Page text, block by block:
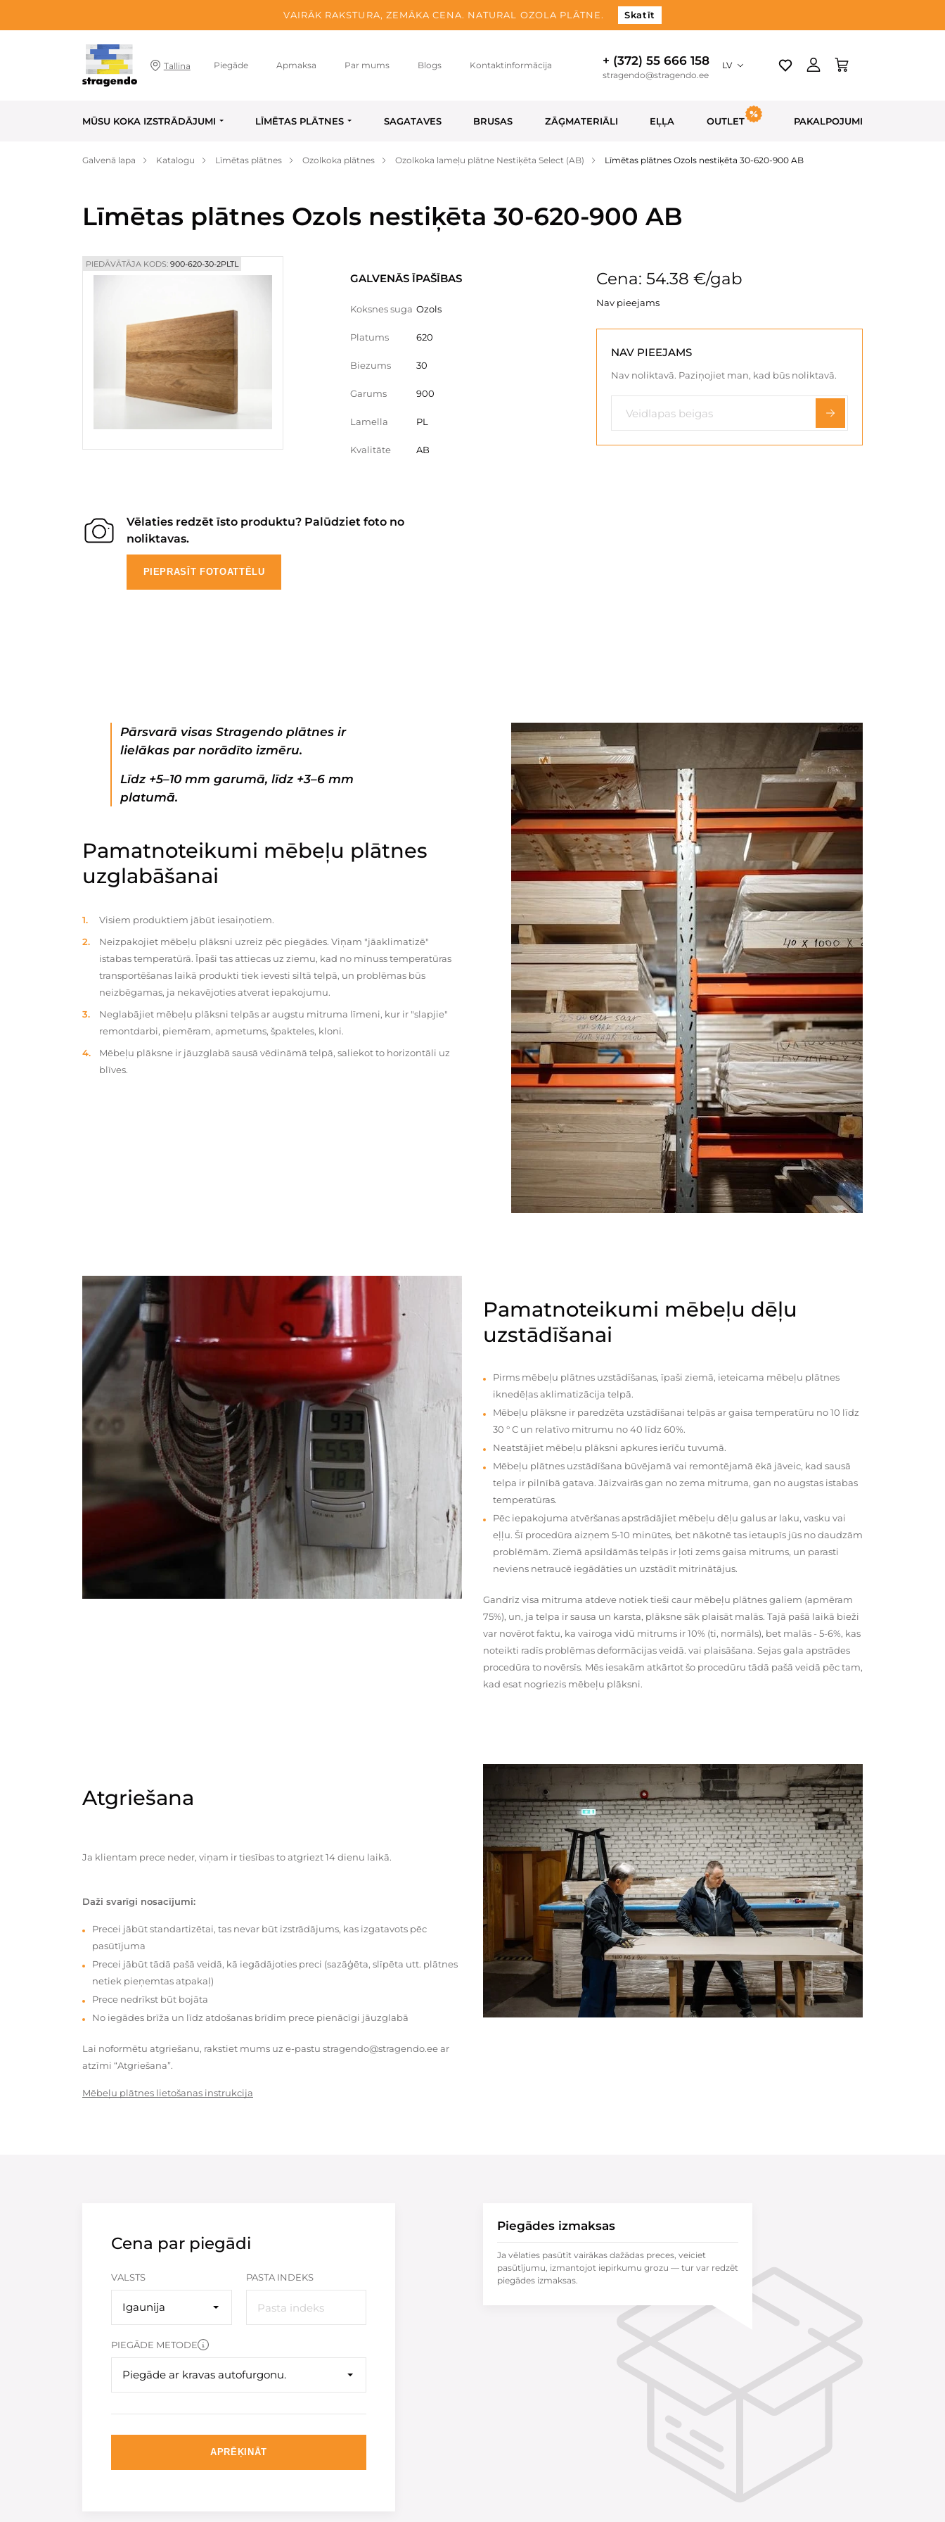
VAIRĀK RAKSTURA, ZEMĀKA CENA. NATURAL OZOLA PLĀTNE. Skatīt
Tallina Piegāde Apmaksa Par mums Blogs Kontaktinformācija + (372) 55 666 158
stragendo@stragendo.ee
LV
MŪSU KOKA IZSTRĀDĀJUMI LĪMĒTAS PLĀTNES SAGATAVES BRUSAS ZĀĢMATERIĀLI EĻĻA OUTLET PAKALPOJUMI
Galvenā lapa Katalogu Līmētas plātnes Ozolkoka plātnes Ozolkoka lameļu plātne Nestiķēta Select (AB) Līmētas plātnes Ozols nestiķēta 30-620-900 AB
Līmētas plātnes Ozols nestiķēta 30-620-900 AB
PIEDĀVĀTĀJA KODS: 900-620-30-2PLTL
GALVENĀS ĪPAŠĪBAS
Koksnes suga Ozols
Platums 620
Biezums 30
Garums 900
Lamella PL
Kvalitāte AB
Cena: 54.38 €/gab
Nav pieejams
NAV PIEEJAMS
Nav noliktavā. Paziņojiet man, kad būs noliktavā.
Vēlaties redzēt īsto produktu? Palūdziet foto no
noliktavas.
PIEPRASĪT FOTOATTĒLU
Pārsvarā visas Stragendo plātnes ir
lielākas par norādīto izmēru.
Līdz +5–10 mm garumā, līdz +3–6 mm
platumā.
Pamatnoteikumi mēbeļu plātnes
uzglabāšanai
Visiem produktiem jābūt iesaiņotiem.
Neizpakojiet mēbeļu plāksni uzreiz pēc piegādes. Viņam "jāaklimatizē"
istabas temperatūrā. Īpaši tas attiecas uz ziemu, kad no mīnuss temperatūras
transportēšanas laikā produkti tiek ievesti siltā telpā, un problēmas būs
neizbēgamas, ja nekavējoties atverat iepakojumu.
Neglabājiet mēbeļu plāksni telpās ar augstu mitruma līmeni, kur ir "slapjie"
remontdarbi, piemēram, apmetums, špakteles, kloni.
Mēbeļu plāksne ir jāuzglabā sausā vēdināmā telpā, saliekot to horizontāli uz
blīves.
Pamatnoteikumi mēbeļu dēļu
uzstādīšanai
Pirms mēbeļu plātnes uzstādīšanas, īpaši ziemā, ieteicama mēbeļu plātnes
iknedēļas aklimatizācija telpā.
Mēbeļu plāksne ir paredzēta uzstādīšanai telpās ar gaisa temperatūru no 10 līdz
30 ° C un relatīvo mitrumu no 40 līdz 60%.
Neatstājiet mēbeļu plāksni apkures ierīču tuvumā.
Mēbeļu plātnes uzstādīšana būvējamā vai remontējamā ēkā jāveic, kad sausā
telpa ir pilnībā gatava. Jāizvairās gan no zema mitruma, gan no augstas istabas
temperatūras.
Pēc iepakojuma atvēršanas apstrādājiet mēbeļu dēļu galus ar laku, vasku vai
eļļu. Šī procedūra aizņem 5-10 minūtes, bet nākotnē tas ietaupīs jūs no daudzām
problēmām. Ziemā apsildāmās telpās ir ļoti zems gaisa mitrums, un parasti
neviens netraucē iegādāties un uzstādīt mitrinātājus.
Gandrīz visa mitruma atdeve notiek tieši caur mēbeļu plātnes galiem (apmēram
75%), un, ja telpa ir sausa un karsta, plāksne sāk plaisāt malās. Tajā pašā laikā bieži
var novērot faktu, ka vairoga vidū mitrums ir 10% (ti, normāls), bet malās - 5-6%, kas
noteikti radīs problēmas deformācijas veidā. vai plaisāšana. Sejas gala apstrādes
procedūra to novērsīs. Mēs iesakām atkārtot šo procedūru tādā pašā veidā pēc tam,
kad esat nogriezis mēbeļu plāksni.
Atgriešana
Ja klientam prece neder, viņam ir tiesības to atgriezt 14 dienu laikā.
Daži svarīgi nosacījumi:
Precei jābūt standartizētai, tas nevar būt izstrādājums, kas izgatavots pēc
pasūtījuma
Precei jābūt tādā pašā veidā, kā iegādājoties preci (sazāģēta, slīpēta utt. plātnes
netiek pieņemtas atpakaļ)
Prece nedrīkst būt bojāta
No iegādes brīža un līdz atdošanas brīdim prece pienācīgi jāuzglabā
Lai noformētu atgriešanu, rakstiet mums uz e-pastu stragendo@stragendo.ee ar
atzīmi “Atgriešana”.
Mēbeļu plātnes lietošanas instrukcija
Cena par piegādi
VALSTS
Igaunija
PASTA INDEKS
PIEGĀDE METODE
Piegāde ar kravas autofurgonu.
APRĒĶINĀT
Piegādes izmaksas
Ja vēlaties pasūtīt vairākas dažādas preces, veiciet
pasūtījumu, izmantojot iepirkumu grozu — tur var redzēt
piegādes izmaksas.